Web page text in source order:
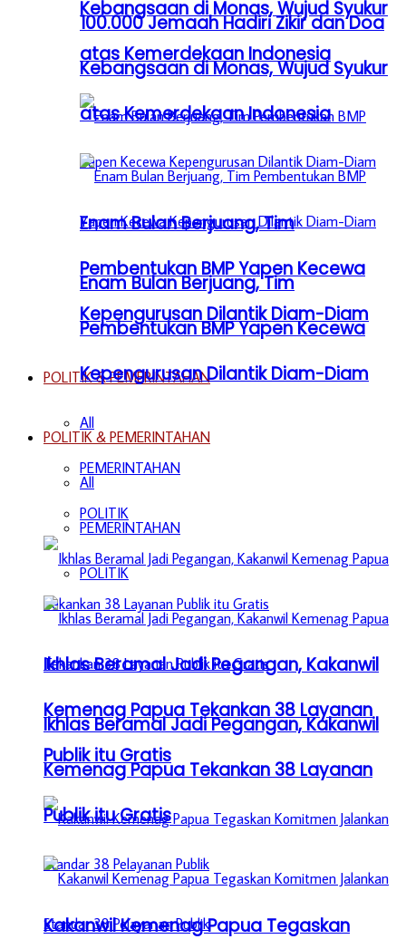
Kebangsaan di Monas, Wujud Syukur
atas Kemerdekaan Indonesia
Enam Bulan Berjuang, Tim
Pembentukan BMP Yapen Kecewa
Kepengurusan Dilantik Diam-Diam
POLITIK & PEMERINTAHAN
All
PEMERINTAHAN
POLITIK
Ikhlas Beramal Jadi Pegangan, Kakanwil
Kemenag Papua Tekankan 38 Layanan
Publik itu Gratis
Kakanwil Kemenag Papua Tegaskan
100.000 Jemaah Hadiri Zikir dan Doa
Kebangsaan di Monas, Wujud Syukur
atas Kemerdekaan Indonesia
Enam Bulan Berjuang, Tim
Pembentukan BMP Yapen Kecewa
Kepengurusan Dilantik Diam-Diam
POLITIK & PEMERINTAHAN
All
PEMERINTAHAN
POLITIK
Ikhlas Beramal Jadi Pegangan, Kakanwil
Kemenag Papua Tekankan 38 Layanan
Publik itu Gratis